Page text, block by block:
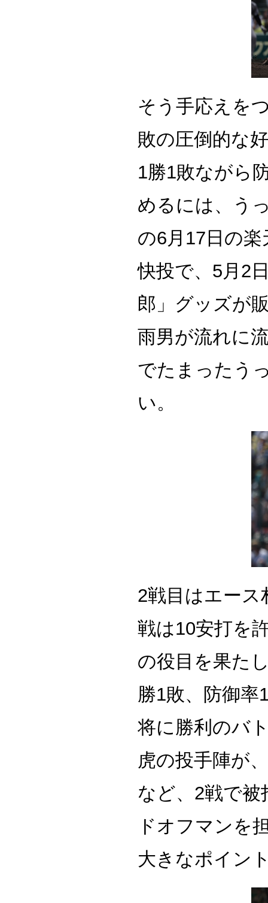
そう手応えを
敗の圧倒的な
1勝1敗ながら
めるには、う
の6月17日の
快投で、5月2
郎」グッズが
雨男が流れに
でたまったう
い。
2戦目はエー
戦は10安打を
の役目を果た
勝1敗、防御率
将に勝利のバ
虎の投手陣が
など、2戦で被
ドオフマンを
大きなポイン